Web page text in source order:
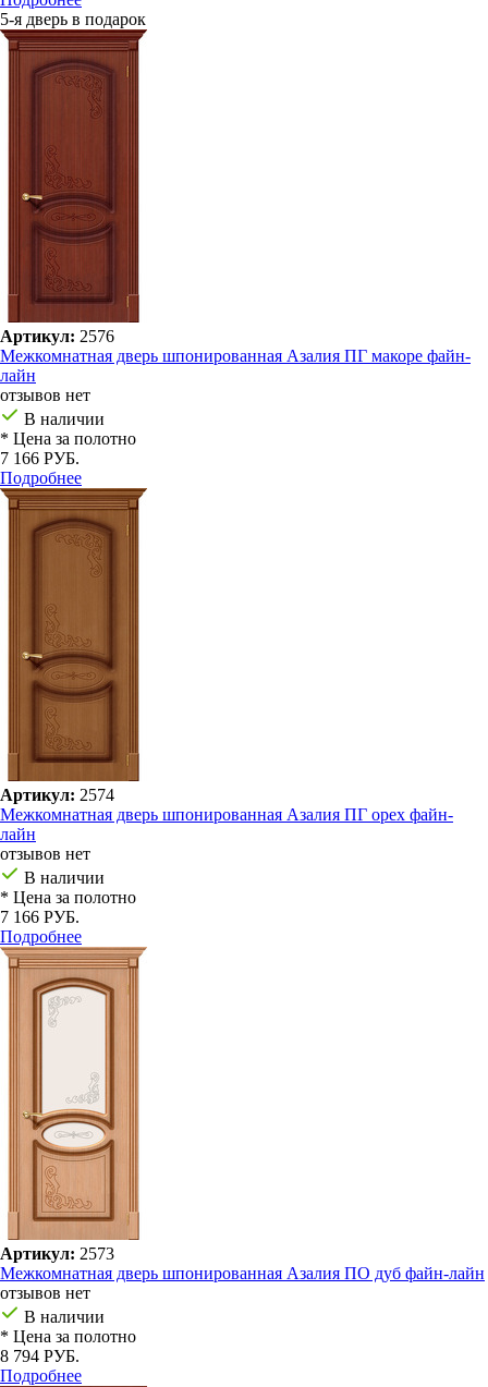
5-я дверь в подарок
Артикул: 2576
Межкомнатная дверь шпонированная Азалия ПГ макоре файн-
лайн
отзывов нет
В наличии
* Цена за полотно
7 166 РУБ.
Подробнее
Артикул: 2574
Межкомнатная дверь шпонированная Азалия ПГ орех файн-
лайн
отзывов нет
В наличии
* Цена за полотно
7 166 РУБ.
Подробнее
Артикул: 2573
Межкомнатная дверь шпонированная Азалия ПО дуб файн-лайн
отзывов нет
В наличии
* Цена за полотно
8 794 РУБ.
Подробнее